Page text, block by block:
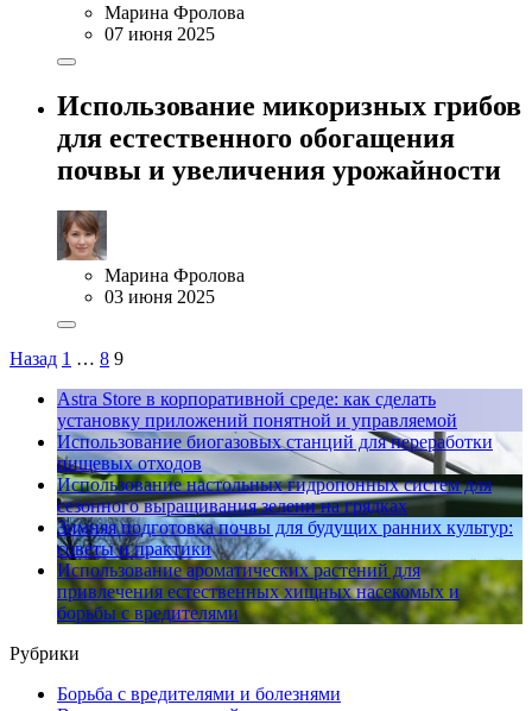
Марина Фролова
07 июня 2025
Использование микоризных грибов
для естественного обогащения
почвы и увеличения урожайности
Марина Фролова
03 июня 2025
Назад 1 … 8 9
Astra Store в корпоративной среде: как сделать
установку приложений понятной и управляемой
Использование биогазовых станций для переработки
пищевых отходов
Использование настольных гидропонных систем для
сезонного выращивания зелени на грядках
Зимняя подготовка почвы для будущих ранних культур:
советы и практики
Использование ароматических растений для
привлечения естественных хищных насекомых и
борьбы с вредителями
Рубрики
Борьба с вредителями и болезнями